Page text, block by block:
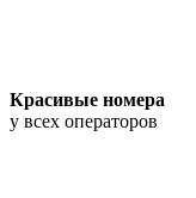
Красивые номера
у всех операторов